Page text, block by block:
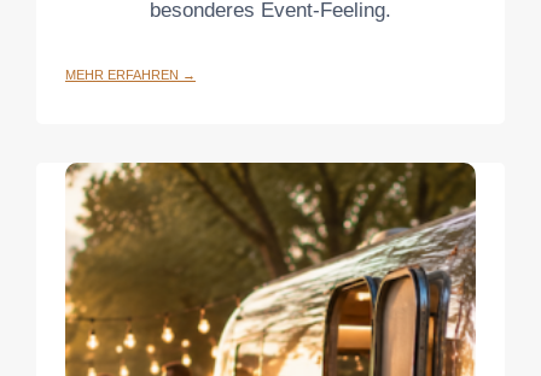
besonderes Event-Feeling.
MEHR ERFAHREN →